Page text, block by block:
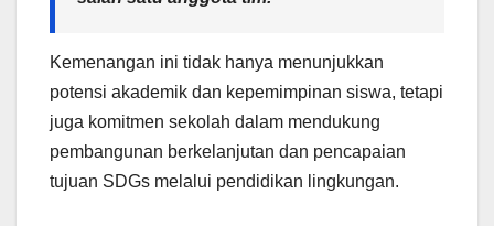
Kemenangan ini tidak hanya menunjukkan
potensi akademik dan kepemimpinan siswa, tetapi
juga komitmen sekolah dalam mendukung
pembangunan berkelanjutan dan pencapaian
tujuan SDGs melalui pendidikan lingkungan.